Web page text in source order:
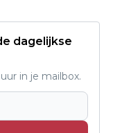
dagelijkse
in je mailbox.